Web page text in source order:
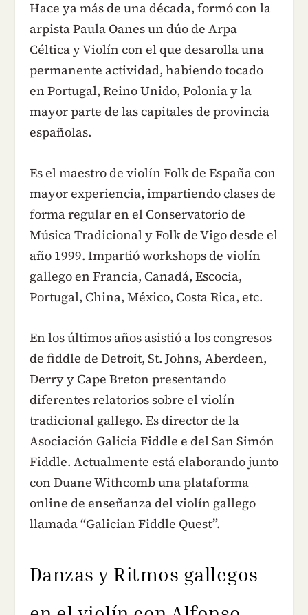
Hace ya más de una década, formó con la
arpista Paula Oanes un dúo de Arpa
Céltica y Violín con el que desarolla una
permanente actividad, habiendo tocado
en Portugal, Reino Unido, Polonia y la
mayor parte de las capitales de provincia
españolas.
Es el maestro de violín Folk de España con
mayor experiencia, impartiendo clases de
forma regular en el Conservatorio de
Música Tradicional y Folk de Vigo desde el
año 1999. Impartió workshops de violín
gallego en Francia, Canadá, Escocia,
Portugal, China, México, Costa Rica, etc.
En los últimos años asistió a los congresos
de fiddle de Detroit, St. Johns, Aberdeen,
Derry y Cape Breton presentando
diferentes relatorios sobre el violín
tradicional gallego. Es director de la
Asociación Galicia Fiddle e del San Simón
Fiddle. Actualmente está elaborando junto
con Duane Withcomb una plataforma
online de enseñanza del violín gallego
llamada “Galician Fiddle Quest”.
Danzas y Ritmos gallegos